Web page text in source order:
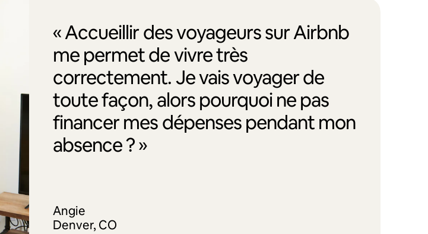
« Accueillir des voyageurs sur Airbnb
me permet de vivre très
correctement. Je vais voyager de
toute façon, alors pourquoi ne pas
financer mes dépenses pendant mon
absence ? »
Angie
Denver, CO